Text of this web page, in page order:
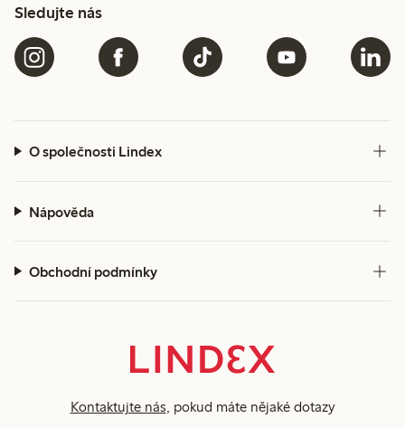
Sledujte nás
O společnosti Lindex
Nápověda
Obchodní podmínky
Kontaktujte nás, pokud máte nějaké dotazy